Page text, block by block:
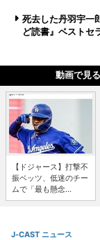
死去した丹羽宇一
ど読書』ベストセ
動画で見る
【ドジャース】打撃不
振ベッツ、低迷のチー
ムで「最も懸念...
J-CAST ニュース